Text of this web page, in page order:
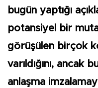
bugün yaptığı
potansiyel bir
görüşülen birçok
varıldığını, ancak
anlaşma